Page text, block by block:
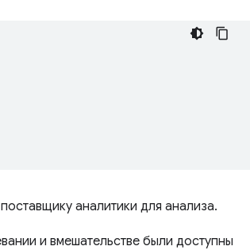
аналитики для анализа.
и вмешательстве были доступны